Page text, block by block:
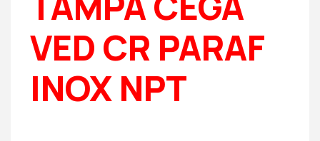
VED CR PARAF
INOX NPT